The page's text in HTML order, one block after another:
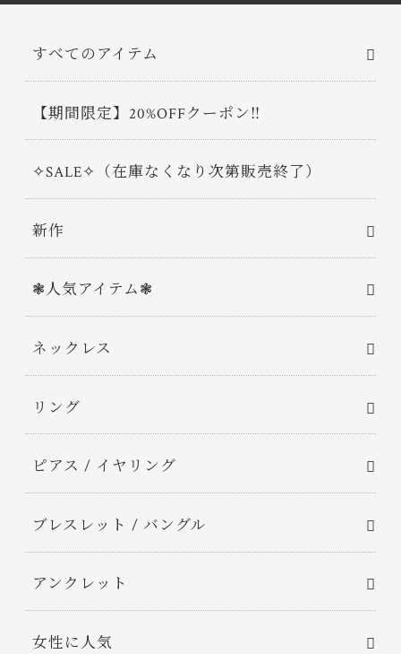
すべてのアイテム
【期間限定】20%OFFクーポン‼
✧SALE✧（在庫なくなり次第販売終了）
新作
❃人気アイテム❃
ネックレス
リング
ピアス / イヤリング
ブレスレット / バングル
アンクレット
女性に人気